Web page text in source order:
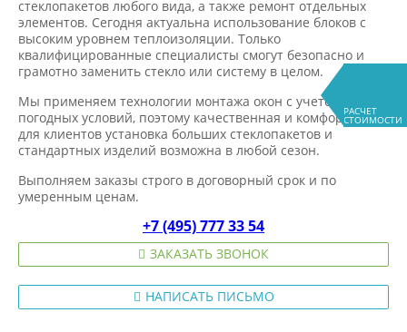
РАСЧЕТ
СТОИМОСТИ
стеклопакетов любого вида, а также ремонт отдельных
элементов. Сегодня актуальна использование блоков с
высоким уровнем теплоизоляции. Только
квалифицированные специалисты смогут безопасно и
грамотно заменить стекло или систему в целом.
Мы применяем технологии монтажа окон с учетом
погодных условий, поэтому качественная и комфортная
для клиентов установка больших стеклопакетов и
стандартных изделий возможна в любой сезон.
Выполняем заказы строго в договорный срок и по
умеренным ценам.
+7 (495) 777 33 54
ЗАКАЗАТЬ ЗВОНОК
НАПИСАТЬ ПИСЬМО